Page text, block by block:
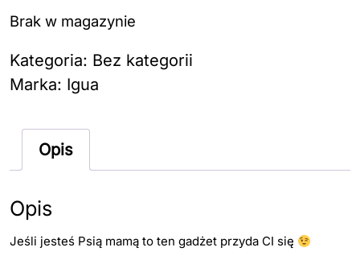
Brak w magazynie
Kategoria: Bez kategorii
Marka: Igua
Opis
Opis
Jeśli jesteś Psią mamą to ten gadżet przyda CI się